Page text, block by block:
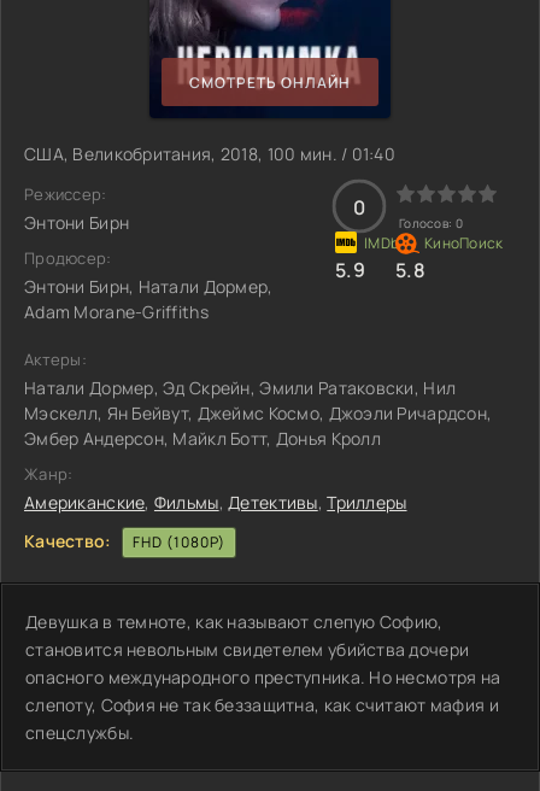
СМОТРЕТЬ ОНЛАЙН
США, Великобритания, 2018, 100 мин. / 01:40
Режиссер:
Энтони Бирн
Продюсер:
Энтони Бирн, Натали Дормер,
Adam Morane-Griffiths
0
Голосов: 0
5.9 5.8
Актеры:
Натали Дормер, Эд Скрейн, Эмили Ратаковски, Нил
Мэскелл, Ян Бейвут, Джеймс Космо, Джоэли Ричардсон,
Эмбер Андерсон, Майкл Ботт, Донья Кролл
Жанр:
Американские, Фильмы,Детективы,Триллеры
Качество:
FHD (1080P)
Девушка в темноте, как называют слепую Софию,
становится невольным свидетелем убийства дочери
опасного международного преступника. Но несмотря на
слепоту, София не так беззащитна, как считают мафия и
спецслужбы.